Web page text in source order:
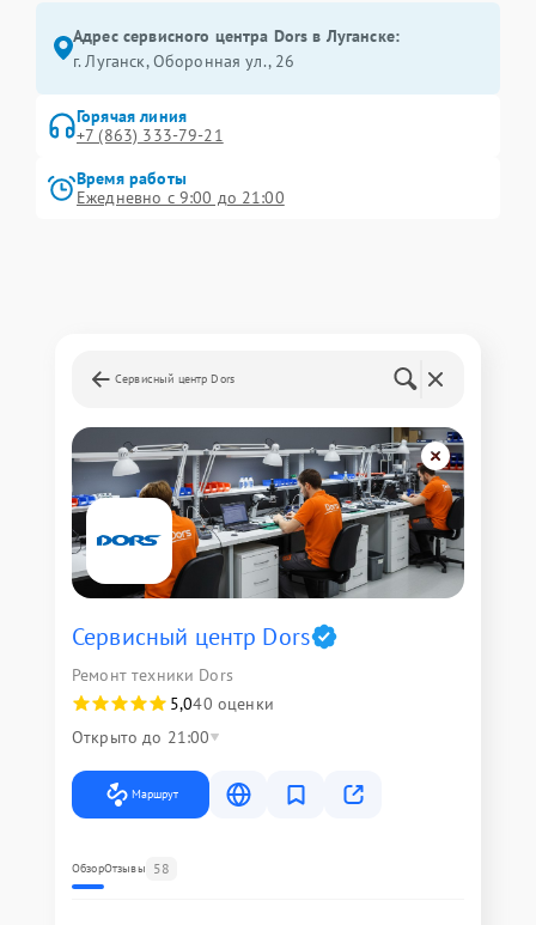
Адрес сервисного центра Dors в Луганске:
г. Луганск, Оборонная ул., 26
Горячая линия
+7 (863) 333-79-21
Время работы
Ежедневно с 9:00 до 21:00
Сервисный центр Dors
Сервисный центр Dors
Ремонт техники Dors
5,040 оценки
Открыто до 21:00
Маршрут
ОбзорОтзывы 58